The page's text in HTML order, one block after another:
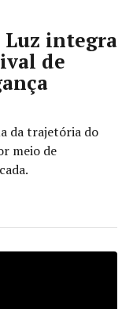
Luz integra
de
da trajetória do
meio de